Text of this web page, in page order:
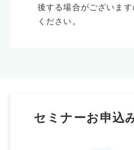
後する場合がございま
ください。
セミナーお申込